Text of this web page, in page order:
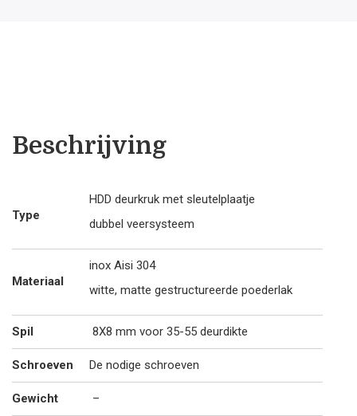
Beschrijving
Type
HDD deurkruk met sleutelplaatje
dubbel veersysteem
Materiaal
inox Aisi 304
witte, matte gestructureerde poederlak
Spil 8X8 mm voor 35-55 deurdikte
Schroeven De nodige schroeven
Gewicht –